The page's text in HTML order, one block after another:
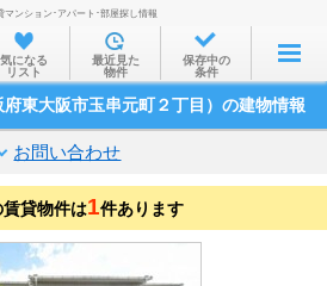
お部屋を探す
沿線・駅から
家賃相場から
通勤通学時間から
物件特集から
ンション･アパート･部屋探し情報
気になる
リスト
最近見た
物件
保存中の
条件
東大阪市玉串元町２丁目）の建物情報
お問い合わせ
貸物件は1件あります